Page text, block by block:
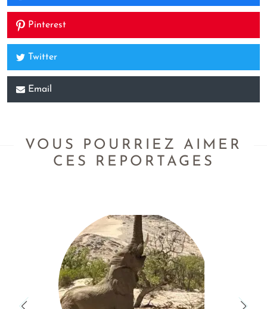
Pinterest
Twitter
Email
VOUS POURRIEZ AIMER
CES REPORTAGES